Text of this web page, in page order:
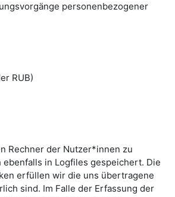
personenbezogener
RUB)
Rechner der Nutzer*innen zu
in Logfiles gespeichert. Die
erfüllen wir die uns übertragene
sind. Im Falle der Erfassung der